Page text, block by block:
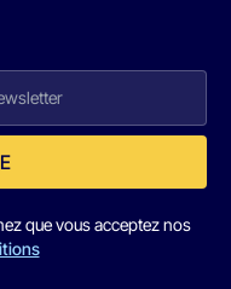
que vous acceptez nos